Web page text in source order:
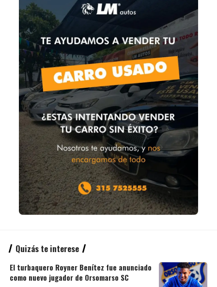
Quizás te interese
El turbaquero Royner Benítez fue anunciado
como nuevo jugador de Orsomarso SC